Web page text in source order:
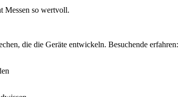
Messen so wertvoll.
die die Geräte entwickeln. Besuchende erfahren: